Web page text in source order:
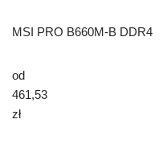
MSI PRO B660M-B DDR4
od
461,53
zł